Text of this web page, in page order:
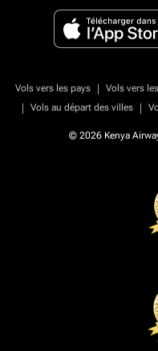
Vols vers les pays | Vols vers
|
Vols au départ des villes |
© 2026 Kenya